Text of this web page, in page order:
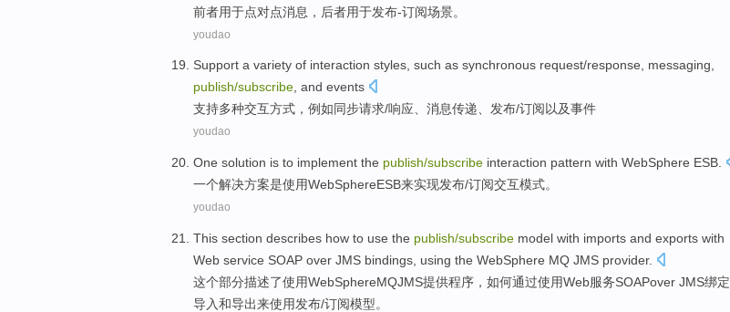
前者用于点对点消息 ， 后者用于发布-订阅场景。
youdao
Support a variety of interaction styles, such as synchronous request/response, messaging,
publish/subscribe, and events
支持多种交互方式 ， 例如同步请求/响应、 消息传递、 发布/订阅以及事件
youdao
One solution is to implement the publish/subscribe interaction pattern with WebSphere ESB
一个解决方案是使用WebSphereESB来实现发布/订阅交互模式。
youdao
This section describes how to use the publish/subscribe model with imports and exports with
Web service SOAP over JMS bindings using the WebSphere MQ JMS provider.
这个部分描述了使用WebSphereMQJMS提供程序 ， 如何通过使用Web服务SOAPover JMS绑定
导入和导出来使用发布/订阅模型。